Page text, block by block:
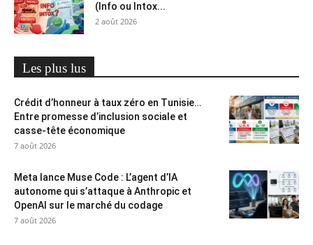
(Info ou Intox...
2 août 2026
Les plus lus
Crédit d’honneur à taux zéro en Tunisie…
Entre promesse d’inclusion sociale et
casse-tête économique
7 août 2026
Meta lance Muse Code : L’agent d’IA
autonome qui s’attaque à Anthropic et
OpenAI sur le marché du codage
7 août 2026